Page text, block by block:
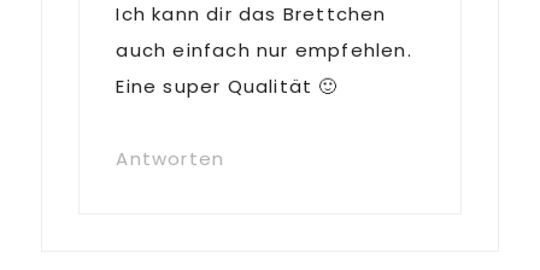
Ich kann dir das Brettchen
auch einfach nur empfehlen.
Eine super Qualität 🙂
Antworten